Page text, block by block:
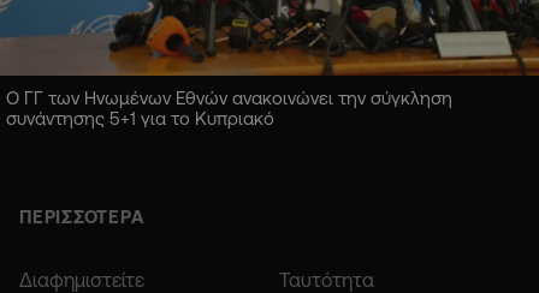
Ο ΓΓ των Ηνωμένων Εθνών ανακοινώνει την σύγκληση
συνάντησης 5+1 για το Κυπριακό
ΠΕΡΙΣΣΟΤΕΡΑ
Διαφημιστείτε Ταυτότητα